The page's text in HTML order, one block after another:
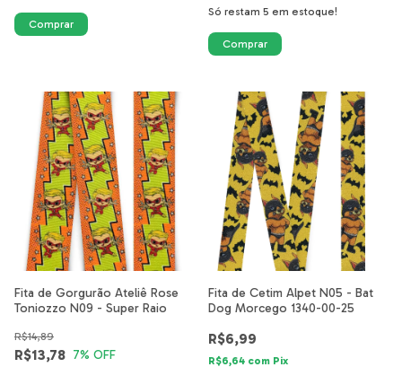
Só restam 5 em estoque!
Fita de Gorgurão Ateliê Rose
Toniozzo N09 - Super Raio
R$13,78
R$14,89
7% OFF
Fita de Cetim Alpet N05 - Bat
Dog Morcego 1340-00-25
R$6,99
R$6,64 com Pix